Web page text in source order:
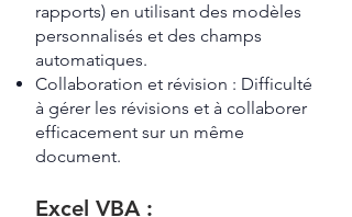
rapports) en utilisant des modèles
personnalisés et des champs
automatiques.
Collaboration et révision : Difficulté
à gérer les révisions et à collaborer
efficacement sur un même
document.
Excel VBA :